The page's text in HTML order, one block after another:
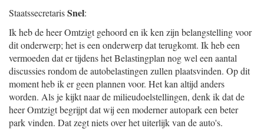
StaatssecretarisSnel:
Ik heb de heer Omtzigt gehoord en ik ken zijn belangstelling voor
dit onderwerp; het is een onderwerp dat terugkomt. Ik heb een
vermoeden dat er tijdens het Belastingplan nog wel een aantal
discussies rondom de autobelastingen zullen plaatsvinden. Op dit
moment heb ik er geen plannen voor. Het kan altijd anders
worden. Als je kijkt naar de milieudoelstellingen, denk ik dat de
heer Omtzigt begrijpt dat wij een moderner autopark een beter
park vinden. Dat zegt niets over het uiterlijk van de auto's.